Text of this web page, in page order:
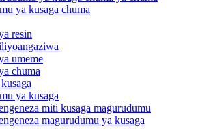
ya kusaga chuma
resin
umeme
chuma
ya kusaga
miti kusaga magurudumu
magurudumu ya kusaga